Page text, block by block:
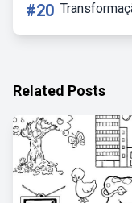
#20
Related Posts